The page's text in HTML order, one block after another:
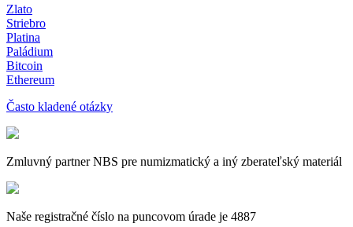
Zlato
Striebro
Platina
Paládium
Bitcoin
Ethereum
Často kladené otázky
Zmluvný partner NBS pre numizmatický a iný zberateľský materiál
Naše registračné číslo na puncovom úrade je 4887